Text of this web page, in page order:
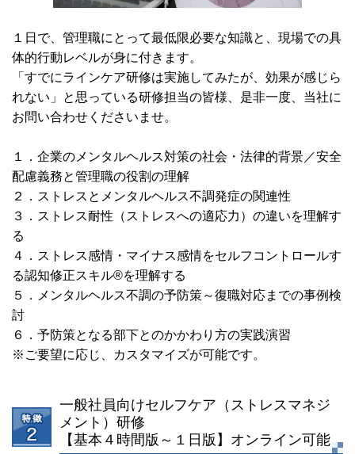
１日で、管理職にとって最低限必要な知識と、現場での具
体的行動レベルが身に付きます。
「すでにラインケア研修は実施してみたが、効果が感じら
れない」と思っている研修担当の皆様、是非一度、当社に
お問い合わせくださいませ。
１． 企業のメンタルヘルス対策の社会・法律的背景／安全
配慮義務と管理職の役割の理解
２．ストレスとメンタルヘルス不調発症の関連性
３．ストレス耐性（ストレスへの適応力）の違いを理解す
る
４．ストレス感情・マイナス感情をセルフコントロールす
る認知修正スキル®を理解する
５．メンタルヘルス不調の予防策～復職対応までの事例検
討
６．予防策となる部下とのかかわり方の実践演習
※ご要望に応じ、カスタマイズが可能です。
一般社員向けセルフケア （ストレスマネジ
メント）研修
【基本４時間版～１日版】オンライン可能